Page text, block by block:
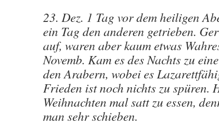
23. Dez. 1 Tag vor dem heiligen
ein Tag den anderen getrieben.
auf, waren aber kaum etwas
Novemb. Kam es des Nachts zu
den Arabern, wobei es
Frieden ist noch nichts zu spüren.
Weihnachten mal satt zu essen,
man sehr schieben.